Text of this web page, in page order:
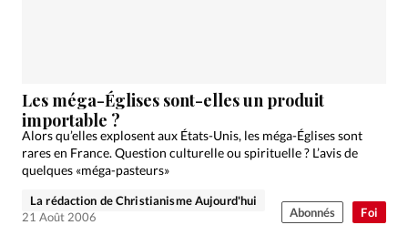
Foi
Les méga-Églises sont-elles un produit
importable ?
Alors qu’elles explosent aux États-Unis, les méga-Églises sont
rares en France. Question culturelle ou spirituelle ? L’avis de
quelques «méga-pasteurs»
La rédaction de Christianisme Aujourd'hui
21 Août 2006
Abonnés